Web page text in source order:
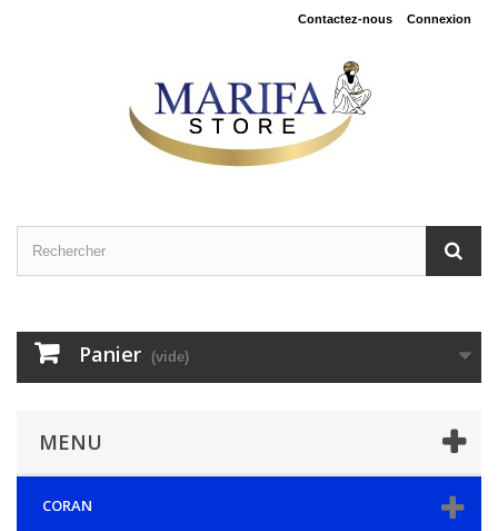
Connexion
Contactez-nous
Panier (vide)
MENU
CORAN